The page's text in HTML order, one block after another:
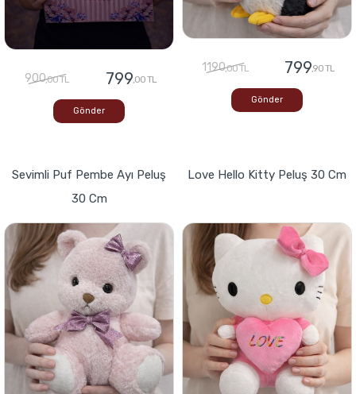
900,00 TL 799,00 TL
Gönder
1190,00 TL 799,90 TL
Gönder
Sevimli Puf Pembe Ayı Peluş
30 Cm
Love Hello Kitty Peluş 30 Cm